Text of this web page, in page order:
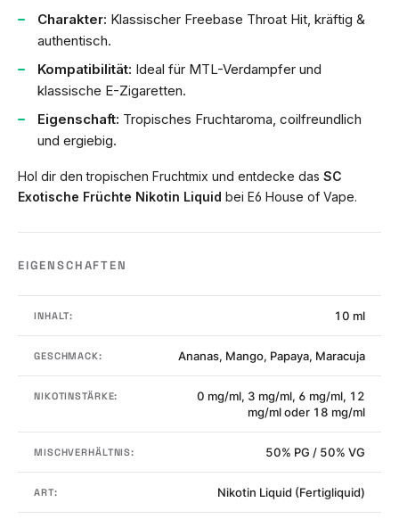
Charakter: Klassischer Freebase Throat Hit, kräftig &
authentisch.
Kompatibilität: Ideal für MTL-Verdampfer und
klassische E-Zigaretten.
Eigenschaft: Tropisches Fruchtaroma, coilfreundlich
und ergiebig.
Hol dir den tropischen Fruchtmix und entdecke das SC
Exotische Früchte Nikotin Liquid bei E6 House of Vape.
EIGENSCHAFTEN
INHALT: 10 ml
GESCHMACK: Ananas, Mango, Papaya, Maracuja
NIKOTINSTÄRKE:
0 mg/ml, 3 mg/ml, 6 mg/ml, 12
mg/ml oder 18 mg/ml
MISCHVERHÄLTNIS: 50% PG / 50% VG
ART: Nikotin Liquid (Fertigliquid)